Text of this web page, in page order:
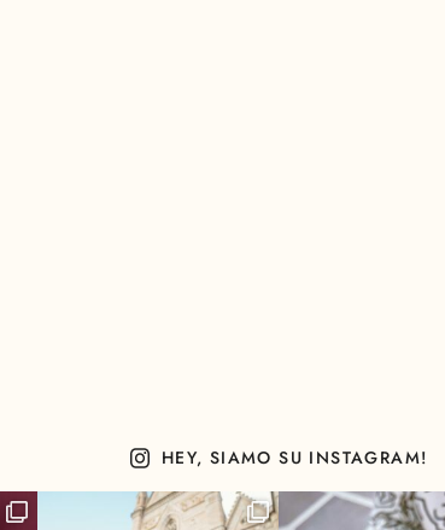
HEY, SIAMO SU INSTAGRAM!